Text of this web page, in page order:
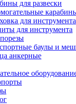
для развески
для инструмента
для инструмента
баулы и
анкерные